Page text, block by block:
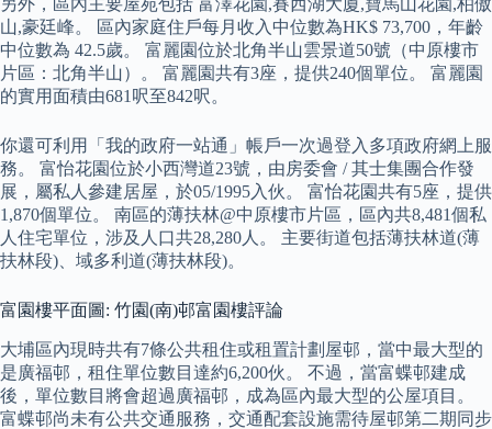
另外，區內主要屋苑包括 富澤花園,賽西湖大廈,寶馬山花園,柏傲
山,豪廷峰。 區內家庭住戶每月收入中位數為HK$ 73,700，年齡
中位數為 42.5歲。 富麗園位於北角半山雲景道50號（中原樓市
片區：北角半山）。 富麗園共有3座，提供240個單位。 富麗園
的實用面積由681呎至842呎。
你還可利用「我的政府一站通」帳戶一次過登入多項政府網上服
務。 富怡花園位於小西灣道23號，由房委會 / 其士集團合作發
展，屬私人參建居屋，於05/1995入伙。 富怡花園共有5座，提供
1,870個單位。 南區的薄扶林@中原樓市片區，區內共8,481個私
人住宅單位，涉及人口共28,280人。 主要街道包括薄扶林道(薄
扶林段)、域多利道(薄扶林段)。
富園樓平面圖: 竹園(南)邨富園樓評論
大埔區內現時共有7條公共租住或租置計劃屋邨，當中最大型的
是廣福邨，租住單位數目達約6,200伙。 不過，當富蝶邨建成
後，單位數目將會超過廣福邨，成為區內最大型的公屋項目。
富蝶邨尚未有公共交通服務，交通配套設施需待屋邨第二期同步